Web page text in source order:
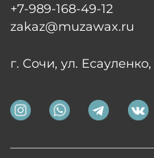
+7-989-168-49-12
zakaz@muzawax.ru
г. Сочи, ул.